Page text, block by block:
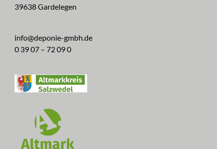
39638 Gardelegen
info@deponie-gmbh.de
0 39 07 – 72 09 0